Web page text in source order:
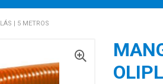
| 5 METROS